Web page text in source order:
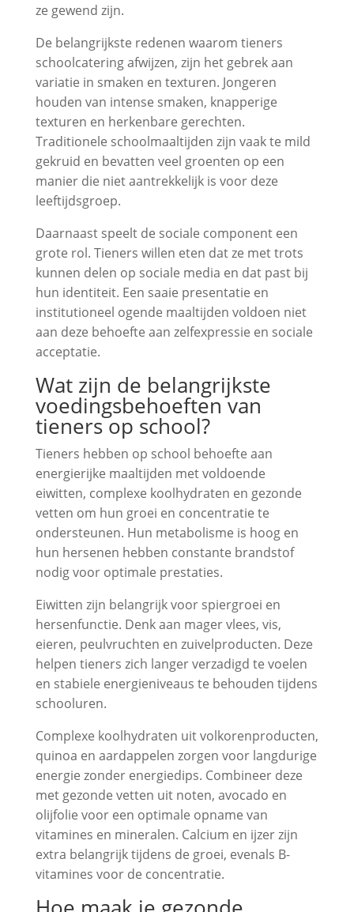
ze gewend zijn.
De belangrijkste redenen waarom tieners
schoolcatering afwijzen, zijn het gebrek aan
variatie in smaken en texturen. Jongeren
houden van intense smaken, knapperige
texturen en herkenbare gerechten.
Traditionele schoolmaaltijden zijn vaak te mild
gekruid en bevatten veel groenten op een
manier die niet aantrekkelijk is voor deze
leeftijdsgroep.
Daarnaast speelt de sociale component een
grote rol. Tieners willen eten dat ze met trots
kunnen delen op sociale media en dat past bij
hun identiteit. Een saaie presentatie en
institutioneel ogende maaltijden voldoen niet
aan deze behoefte aan zelfexpressie en sociale
acceptatie.
Wat zijn de belangrijkste
voedingsbehoeften van
tieners op school?
Tieners hebben op school behoefte aan
energierijke maaltijden met voldoende
eiwitten, complexe koolhydraten en gezonde
vetten om hun groei en concentratie te
ondersteunen. Hun metabolisme is hoog en
hun hersenen hebben constante brandstof
nodig voor optimale prestaties.
Eiwitten zijn belangrijk voor spiergroei en
hersenfunctie. Denk aan mager vlees, vis,
eieren, peulvruchten en zuivelproducten. Deze
helpen tieners zich langer verzadigd te voelen
en stabiele energieniveaus te behouden tijdens
schooluren.
Complexe koolhydraten uit volkorenproducten,
quinoa en aardappelen zorgen voor langdurige
energie zonder energiedips. Combineer deze
met gezonde vetten uit noten, avocado en
olijfolie voor een optimale opname van
vitamines en mineralen. Calcium en ijzer zijn
extra belangrijk tijdens de groei, evenals B-
vitamines voor de concentratie.